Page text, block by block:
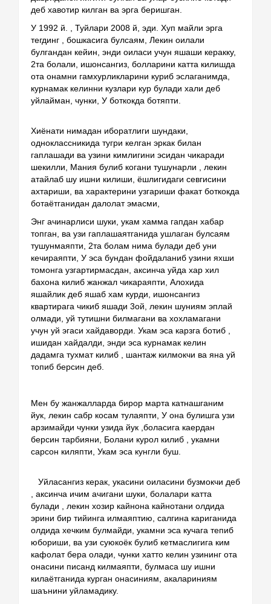
деб хавотир килган ва эрга беришган.
У 1992 й. , Туйлари 2008 й, эди. Хуп майли эрга
тегдинг , бошкасига булсаям, Лекин оилали
булгандан кейин, энди оиласи учун яшаши керакку,
2та болали, ишонсангиз, болларини катта килишда
ота онамни гамхурликларини куриб эслаганимда,
курнамак келинни кузлари кур булади хали деб
уйлайман, чунки, У боткокда ботяпти.
Хиёнати нимадан иборатлиги шундаки,
одноклассникида тугри келган эркак билан
гаплашади ва узини кимлигини эсидан чикаради
шекилли, Мания булиб когани тушунарли , лекин
атайлаб шу ишни килиши, ёшлигидаги севгисини
ахтариши, ва характерини узгариши факат боткокда
ботаётганидан далолат эмасми,
Энг ачинарлиси шуки, укам хамма гапдан хабар
топган, ва узи гаплашаятганида ушлаган булсаям
тушунмаяпти, 2та болам нима булади деб уни
кечираяпти, У эса бундан фойдаланиб узини яхши
томонга узгартирмасдан, аксинча уйда хар хил
бахона килиб жанжал чикараяпти, Алохида
яшайлик деб яшаб хам курди, ишонсангиз
квартирага чикиб яшади 3ой, лекин шуниям эплай
олмади, уй тутишни билмагани ва хохламагани
учун уй эгаси хайдаворди. Укам эса карзга ботиб ,
ишидан хайдалди, энди эса курнамак келин
дадамга тухмат килиб , шантаж килмокчи ва яна уй
топиб берсин деб.
Мен бу жанжалларда бирор марта катнашганим
йук, лекин сабр косам тулаяпти, У она булишга узи
арзимайди чунки узида йук ,боласига каердан
берсин тарбияни, Болани курол килиб , укамни
сарсон киляпти, Укам эса кунгли буш.
Уйласангиз керак, укасини оиласини бузмокчи деб
, аксинча ичим ачигани шуки, болалари катта
булади , лекин хозир кайнона кайнотани олдида
эрини бир тийинга илмаяптию, салгина кариганида
олдида хечким булмайди, укамни эса кучага тепиб
юбориши, ва узи суюкоёк булиб кетмаслигига ким
кафолат бера олади, чунки хатто келин узининг ота
онасини писанд килмаяпти, булмаса шу ишни
килаётганида курган онасиниям, акалариниям
шаънини уйламадику.